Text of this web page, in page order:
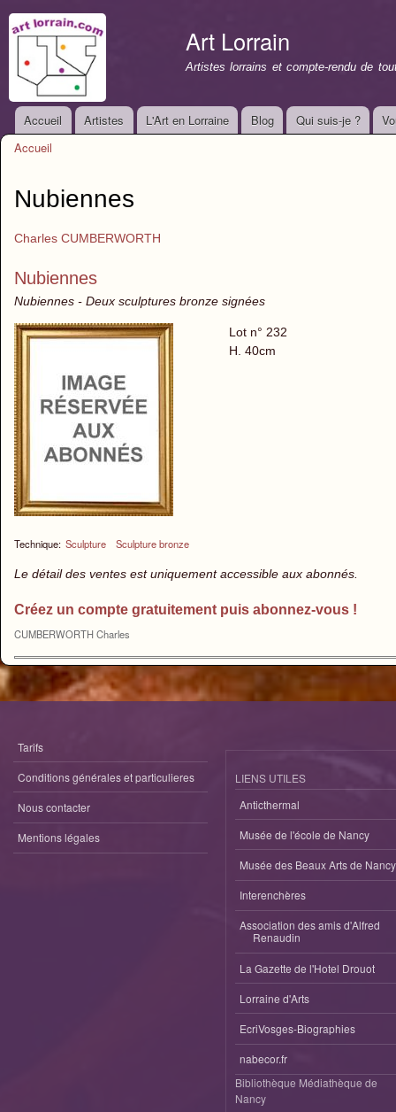
Art Lorrain
Artistes lorrains et compte-rendu de
Menu principal
Accueil Artistes L'Art en Lorraine Blog Qui suis-je ?
Accueil
Nubiennes
Charles CUMBERWORTH
Nubiennes
Nubiennes - Deux sculptures bronze signées
Technique: Sculpture Sculpture bronze
Lot n° 232
H. 40cm
Le détail des ventes est uniquement accessible aux abonnés.
Créez un compte gratuitement puis abonnez-vous !
CUMBERWORTH Charles
Tarifs
Conditions générales et particulieres
Nous contacter
Mentions légales
LIENS UTILES
Anticthermal
Musée de l'école de Nancy
Musée des Beaux Arts de Nancy
Interenchères
Association des amis d'Alfred
Renaudin
La Gazette de l'Hotel Drouot
Lorraine d'Arts
EcriVosges-Biographies
nabecor.fr
Bibliothèque Médiathèque de
Nancy